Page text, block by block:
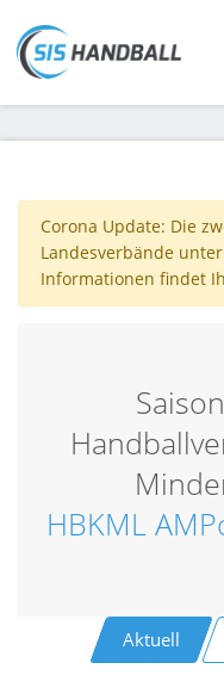
Corona Update: Die
Landesverbände
Informationen findet
HBKML
Aktuell